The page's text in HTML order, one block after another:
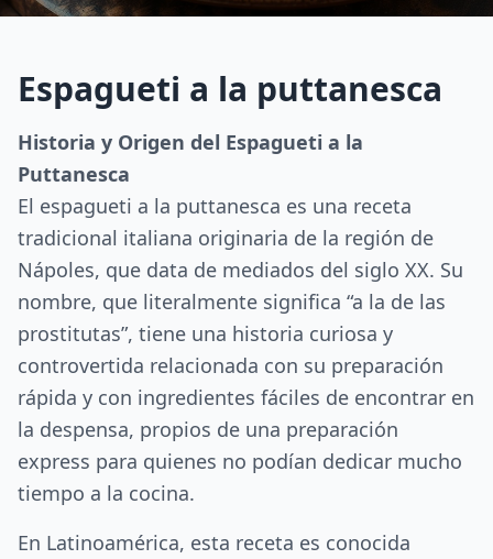
Espagueti a la puttanesca
Historia y Origen del Espagueti a la
Puttanesca
El espagueti a la puttanesca es una receta
tradicional italiana originaria de la región de
Nápoles, que data de mediados del siglo XX. Su
nombre, que literalmente significa “a la de las
prostitutas”, tiene una historia curiosa y
controvertida relacionada con su preparación
rápida y con ingredientes fáciles de encontrar en
la despensa, propios de una preparación
express para quienes no podían dedicar mucho
tiempo a la cocina.
En Latinoamérica, esta receta es conocida